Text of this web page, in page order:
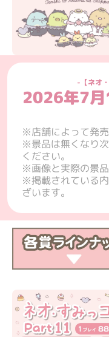
【ネオ
2026年7月
※店舗によって発売
※景品は無くなり
ください。
※画像と実際の景品
※掲載されている
ざいます。